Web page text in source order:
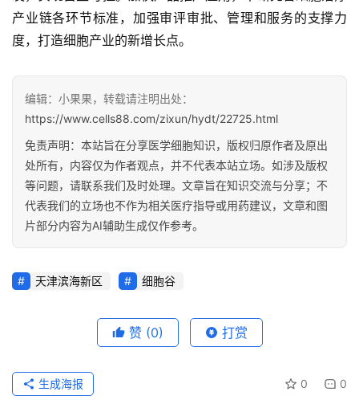
产业链各环节标准，加强审评审批、管理和服务的支撑力
度，打造细胞产业的新增长点。
编辑：小果果，转载请注明出处：
https://www.cells88.com/zixun/hydt/22725.html
免责声明：本站旨在分享医学细胞知识，版权归原作者及原出
处所有，内容仅为作者观点，并不代表本站立场。如涉及版权
等问题，请联系我们及时处理。文章旨在知识交流与分享；不
代表我们的立场也不作为相关医疗指导或用药建议，文章和图
片部分内容为AI辅助生成仅作参考。
天津滨海新区 细胞谷
赞 (0) 打赏
0 0
生成海报